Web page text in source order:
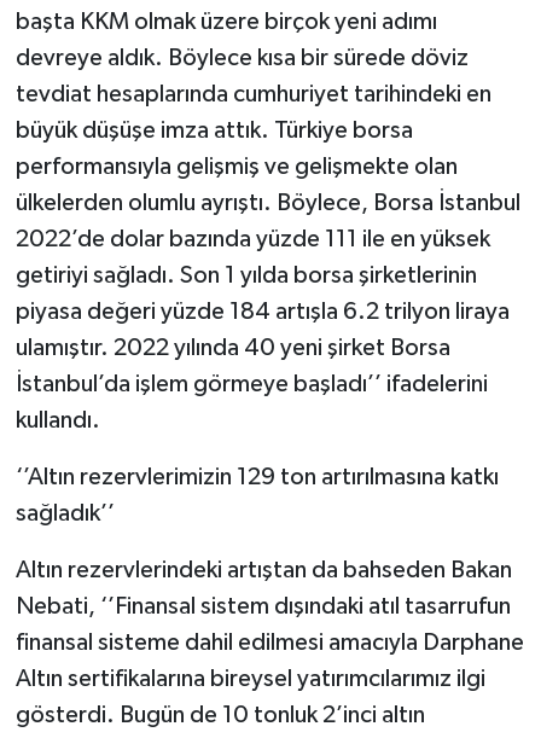
başta KKM olmak üzere birçok yeni adımı
devreye aldık. Böylece kısa bir sürede döviz
tevdiat hesaplarında cumhuriyet tarihindeki en
büyük düşüşe imza attık. Türkiye borsa
performansıyla gelişmiş ve gelişmekte olan
ülkelerden olumlu ayrıştı. Böylece, Borsa İstanbul
2022’de dolar bazında yüzde 111 ile en yüksek
getiriyi sağladı. Son 1 yılda borsa şirketlerinin
piyasa değeri yüzde 184 artışla 6.2 trilyon liraya
ulamıştır. 2022 yılında 40 yeni şirket Borsa
İstanbul’da işlem görmeye başladı’’ ifadelerini
kullandı.
‘’Altın rezervlerimizin 129 ton artırılmasına katkı
sağladık’’
Altın rezervlerindeki artıştan da bahseden Bakan
Nebati, ‘’Finansal sistem dışındaki atıl tasarrufun
finansal sisteme dahil edilmesi amacıyla Darphane
Altın sertifikalarına bireysel yatırımcılarımız ilgi
gösterdi. Bugün de 10 tonluk 2’inci altın